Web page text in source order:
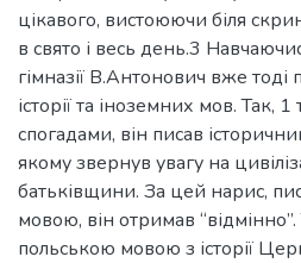
цікавого, вистоюючи біля
в свято і весь день.3
гімназії В.Антонович вже тоді
історії та іноземних мов. Так,
спогадами, він писав
якому звернув увагу на
батьківщини. За цей нарис,
мовою, він отримав
польською мовою з історії